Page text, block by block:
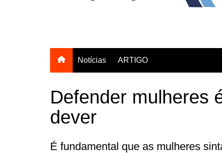
Notícias ARTIGO
Defender mulheres
dever
É fundamental que as mulheres